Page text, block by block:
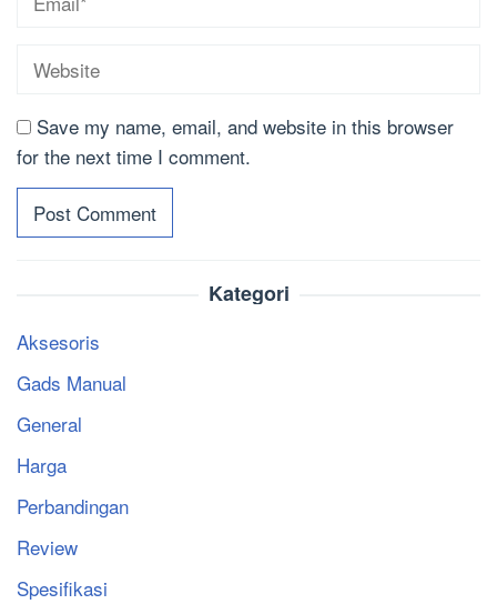
Save my name, email, and website in this browser
for the next time I comment.
Kategori
Aksesoris
Gads Manual
General
Harga
Perbandingan
Review
Spesifikasi